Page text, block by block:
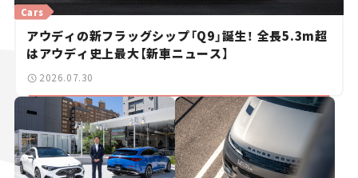
Cars
アウディの新フラッグシップ「Q9」誕生！ 全長5.3m超
はアウディ史上最大【新車ニュース】
2026.07.30